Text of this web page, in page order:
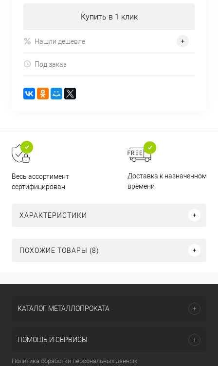
Купить в 1 клик
Нашли дешевле
Под заказ
Весь ассортимент
сертифицирован
Доставка к назначенному
времени
ХАРАКТЕРИСТИКИ
ПОХОЖИЕ ТОВАРЫ (8)
КАТАЛОГ МЕТАЛЛОПРОКАТА
ПОМОЩЬ И СЕРВИСЫ
Политика обработки персональных данных